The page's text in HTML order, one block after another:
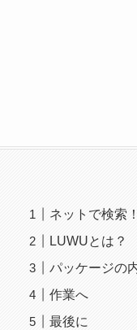
ネットで検索
LUWUとは？
パッケージの
作業へ
最後に